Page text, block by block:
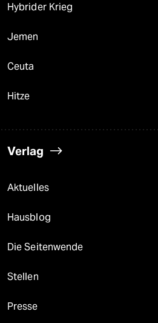
Hybrider Krieg
Jemen
Ceuta
Hitze
Verlag
Aktuelles
Hausblog
Die Seitenwende
Stellen
Presse